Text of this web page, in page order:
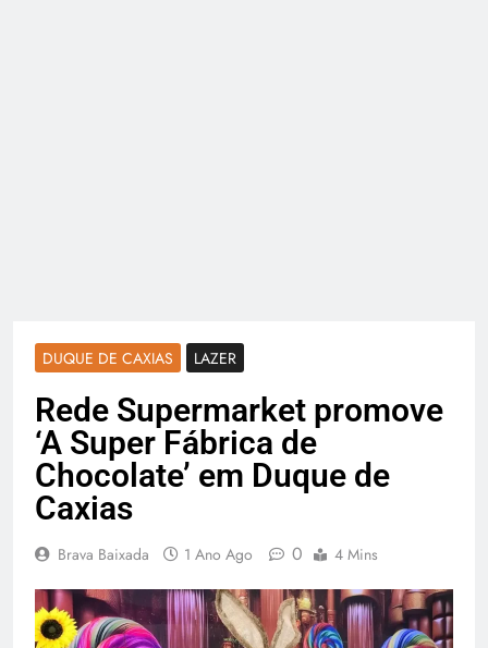
DUQUE DE CAXIAS LAZER
Rede Supermarket promove
‘A Super Fábrica de
Chocolate’ em Duque de
Caxias
Brava Baixada 1 Ano Ago 0 4 Mins